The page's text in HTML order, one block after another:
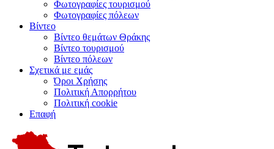
Φωτογραφίες τουρισμού
Φωτογραφίες πόλεων
Βίντεο
Βίντεο θεμάτων Θράκης
Βίντεο τουρισμού
Βίντεο πόλεων
Σχετικά με εμάς
Όροι Χρήσης
Πολιτική Απορρήτου
Πολιτική cookie
Επαφή